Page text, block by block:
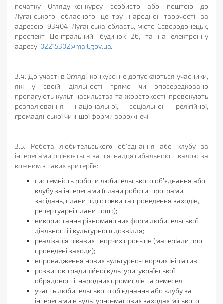
початку Огляду-конкурсу особисто або поштою до
Луганського обласного центру народної творчості за
адресою: 93404, Луганська область, місто Сєвєродонецьк,
проспект Центральний, будинок 26, та на електронну
адресу: 02215302@mail.gov.ua.
3.4. До участі в Огляді-конкурсі не допускаються учасники,
які у своїй діяльності прямо чи опосередковано
пропагують культ насильства та жорстокості, провокують
розпалювання національної, соціальної, релігійної,
громадянської чи іншої форми ворожнечі.
3.5. Робота любительського об’єднання або клубу за
інтересами оцінюється за п’ятнадцятибальною шкалою за
кожним з таких критеріїв:
системність роботи любительського об’єднання або
клубу за інтересами (плани роботи, програми
засідань, плани підготовки та проведення заходів,
репертуарні плани тощо);
використання різноманітних форм любительської
діяльності і культурного дозвілля;
реалізація цікавих творчих проєктів (матеріали про
проведені заходи);
впровадження нових культурно-творчих ініціатив;
розвиток традиційної культури, української
обрядовості, народних промислів та ремесел;
участь любительського об’єднання або клубу за
інтересами в культурно-масових заходах міського,